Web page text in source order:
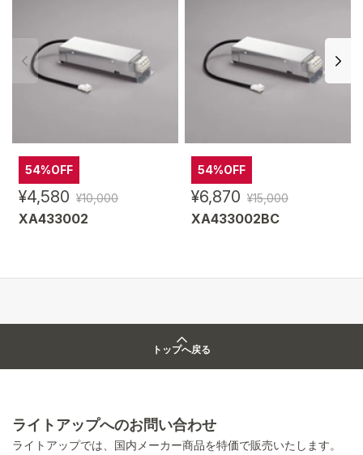
54%OFF
¥4,580 ¥10,000
XA433002
54%OFF
¥6,870 ¥15,000
XA433002BC
トップへ戻る
ライトアップへのお問い合わせ
ライトアップでは、国内メーカー商品を特価で販売いたします。